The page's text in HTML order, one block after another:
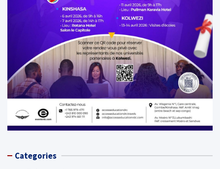
Categories